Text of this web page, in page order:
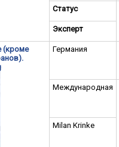
Статус
Эксперт
(кроме
Германия
Международная
Milan Krinke